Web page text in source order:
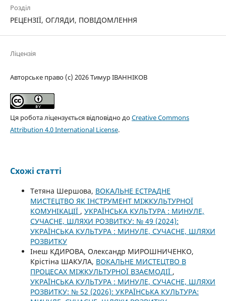
Розділ
РЕЦЕНЗІЇ, ОГЛЯДИ, ПОВІДОМЛЕННЯ
Ліцензія
Авторське право (c) 2026 Тимур ІВАННІКОВ
Ця робота ліцензується відповідно доCreative Commons
Attribution 4.0 International License.
Схожі статті
Тетяна Шершова, ВОКАЛЬНЕ ЕСТРАДНЕ
МИСТЕЦТВО ЯК ІНСТРУМЕНТ МІЖКУЛЬТУРНОЇ
КОМУНІКАЦІЇ , УКРАЇНСЬКА КУЛЬТУРА : МИНУЛЕ,
СУЧАСНЕ, ШЛЯХИ РОЗВИТКУ: № 49 (2024):
УКРАЇНСЬКА КУЛЬТУРА : МИНУЛЕ, СУЧАСНЕ, ШЛЯХИ
РОЗВИТКУ
Інеш КДИРОВА, Олександр МИРОШНИЧЕНКО,
Крістіна ШАКУЛА, ВОКАЛЬНЕ МИСТЕЦТВО В
ПРОЦЕСАХ МІЖКУЛЬТУРНОЇ ВЗАЄМОДІЇ ,
УКРАЇНСЬКА КУЛЬТУРА : МИНУЛЕ, СУЧАСНЕ, ШЛЯХИ
РОЗВИТКУ: № 52 (2026): УКРАЇНСЬКА КУЛЬТУРА: